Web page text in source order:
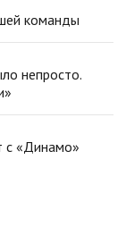
команды
непросто.
с «Динамо»